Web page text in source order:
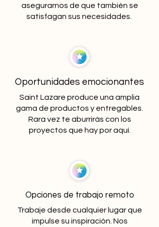
asegurarnos de que también se
satisfagan sus necesidades.
Oportunidades emocionantes
Saint Lazare produce una amplia
gama de productos y entregables.
Rara vez te aburrirás con los
proyectos que hay por aquí.
Opciones de trabajo remoto
Trabaje desde cualquier lugar que
impulse su inspiración. Nos